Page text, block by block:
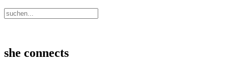
she connects